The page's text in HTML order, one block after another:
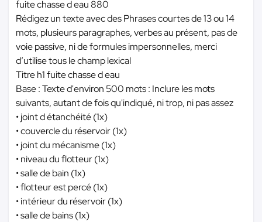
fuite chasse d eau 880
Rédigez un texte avec des Phrases courtes de 13 ou 14
mots, plusieurs paragraphes, verbes au présent, pas de
voie passive, ni de formules impersonnelles, merci
d’utilise tous le champ lexical
Titre h1 fuite chasse d eau
Base : Texte d'environ 500 mots : Inclure les mots
suivants, autant de fois qu'indiqué, ni trop, ni pas assez
• joint d étanchéité (1x)
• couvercle du réservoir (1x)
• joint du mécanisme (1x)
• niveau du flotteur (1x)
• salle de bain (1x)
• flotteur est percé (1x)
• intérieur du réservoir (1x)
• salle de bains (1x)